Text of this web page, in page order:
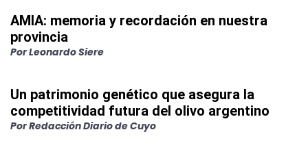
AMIA: memoria y recordación en nuestra
provincia
PorLeonardo Siere
Un patrimonio genético que asegura la
competitividad futura del olivo argentino
PorRedacción Diario de Cuyo